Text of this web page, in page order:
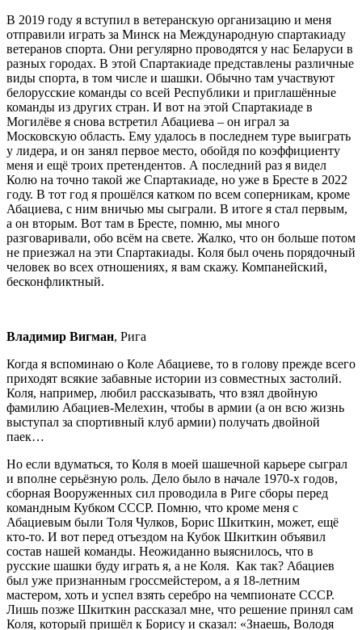
В 2019 году я вступил в ветеранскую организацию и меня
отправили играть за Минск на Международную спартакиаду
ветеранов спорта. Они регулярно проводятся у нас Беларуси в
разных городах. В этой Спартакиаде представлены различные
виды спорта, в том числе и шашки. Обычно там участвуют
белорусские команды со всей Республики и приглашённые
команды из других стран. И вот на этой Спартакиаде в
Могилёве я снова встретил Абациева – он играл за
Московскую область. Ему удалось в последнем туре выиграть
у лидера, и он занял первое место, обойдя по коэффициенту
меня и ещё троих претендентов. А последний раз я видел
Колю на точно такой же Спартакиаде, но уже в Бресте в 2022
году. В тот год я прошёлся катком по всем соперникам, кроме
Абациева, с ним вничью мы сыграли. В итоге я стал первым,
а он вторым. Вот там в Бресте, помню, мы много
разговаривали, обо всём на свете. Жалко, что он больше потом
не приезжал на эти Спартакиады. Коля был очень порядочный
человек во всех отношениях, я вам скажу. Компанейский,
бесконфликтный.
Владимир Вигман, Рига
Когда я вспоминаю о Коле Абациеве, то в голову прежде всего
приходят всякие забавные истории из совместных застолий.
Коля, например, любил рассказывать, что взял двойную
фамилию Абациев-Мелехин, чтобы в армии (а он всю жизнь
выступал за спортивный клуб армии) получать двойной
паек…
Но если вдуматься, то Коля в моей шашечной карьере сыграл
и вполне серьёзную роль. Дело было в начале 1970-х годов,
сборная Вооруженных сил проводила в Риге сборы перед
командным Кубком СССР. Помню, что кроме меня с
Абациевым были Толя Чулков, Борис Шкиткин, может, ещё
кто-то. И вот перед отъездом на Кубок Шкиткин объявил
состав нашей команды. Неожиданно выяснилось, что в
русские шашки буду играть я, а не Коля. Как так? Абациев
был уже признанным гроссмейстером, а я 18-летним
мастером, хоть и успел взять серебро на чемпионате СССР.
Лишь позже Шкиткин рассказал мне, что решение принял сам
Коля, который пришёл к Борису и сказал: «Знаешь, Володя